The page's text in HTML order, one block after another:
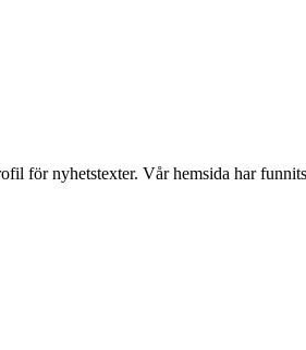
för nyhetstexter. Vår hemsida har